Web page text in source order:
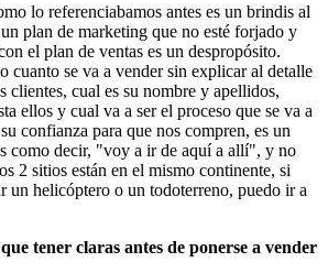
lo referenciabamos antes es un brindis al
plan de marketing que no esté forjado y
el plan de ventas es un despropósito.
cuanto se va a vender sin explicar al detalle
clientes, cual es su nombre y apellidos,
ellos y cual va a ser el proceso que se va a
confianza para que nos compren, es un
como decir, "voy a ir de aquí a allí", y no
2 sitios están en el mismo continente, si
un helicóptero o un todoterreno, puedo ir a
tener claras antes de ponerse a vender